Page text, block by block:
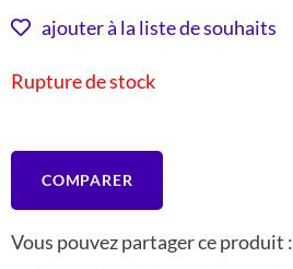
INITIAL
726 DH.
ACTUEL
ajouter à la liste de souhaits
Rupture de stock
COMPARER
Vous pouvez partager ce produit :